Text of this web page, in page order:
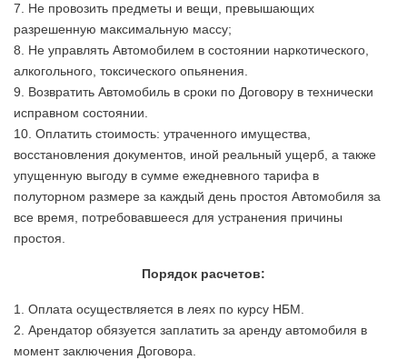
7. Не провозить предметы и вещи, превышающих
разрешенную максимальную массу;
8. Не управлять Автомобилем в состоянии наркотического,
алкогольного, токсического опьянения.
9. Возвратить Автомобиль в сроки по Договору в технически
исправном состоянии.
10. Оплатить стоимость: утраченного имущества,
восстановления документов, иной реальный ущерб, а также
упущенную выгоду в сумме ежедневного тарифа в
полуторном размере за каждый день простоя Автомобиля за
все время, потребовавшееся для устранения причины
простоя.
Порядок расчетов:
1. Оплата осуществляется в леях по курсу НБМ.
2. Арендатор обязуется заплатить за аренду автомобиля в
момент заключения Договора.